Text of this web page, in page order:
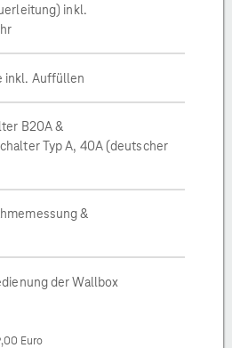
inkl.
inkl. Auffüllen
B20A &
Typ A, 40A (deutscher
&
der Wallbox
Euro